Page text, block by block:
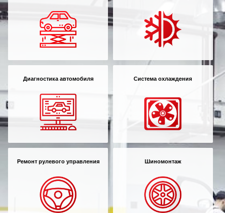
Диагностика автомобиля Система охлаждения
Ремонт рулевого управления Шиномонтаж